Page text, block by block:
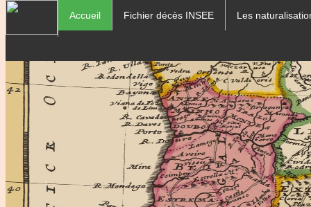
Accueil Fichier décès INSEE Les